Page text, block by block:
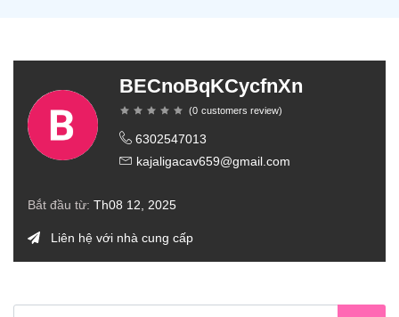
BECnoBqKCycfnXn
(0 customers review)
6302547013
kajaligacav659@gmail.com
Bắt đầu từ: Th08 12, 2025
Liên hệ với nhà cung cấp